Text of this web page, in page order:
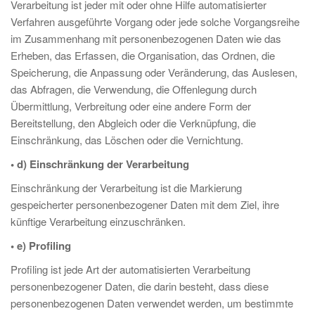
Verarbeitung ist jeder mit oder ohne Hilfe automatisierter
Verfahren ausgeführte Vorgang oder jede solche Vorgangsreihe
im Zusammenhang mit personenbezogenen Daten wie das
Erheben, das Erfassen, die Organisation, das Ordnen, die
Speicherung, die Anpassung oder Veränderung, das Auslesen,
das Abfragen, die Verwendung, die Offenlegung durch
Übermittlung, Verbreitung oder eine andere Form der
Bereitstellung, den Abgleich oder die Verknüpfung, die
Einschränkung, das Löschen oder die Vernichtung.
• d) Einschränkung der Verarbeitung
Einschränkung der Verarbeitung ist die Markierung
gespeicherter personenbezogener Daten mit dem Ziel, ihre
künftige Verarbeitung einzuschränken.
• e) Profiling
Profiling ist jede Art der automatisierten Verarbeitung
personenbezogener Daten, die darin besteht, dass diese
personenbezogenen Daten verwendet werden, um bestimmte